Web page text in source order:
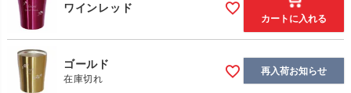
ワインレッド
カートに入れる
ゴールド
在庫切れ
再入荷お知らせ